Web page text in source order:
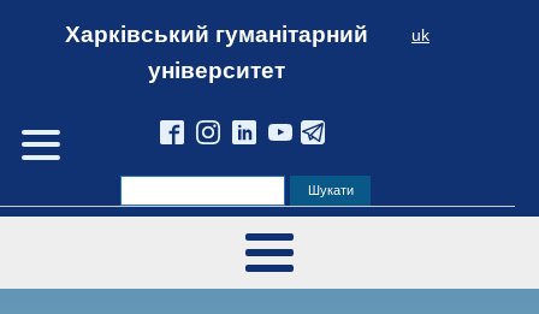
Харківський гуманітарний
університет
uk